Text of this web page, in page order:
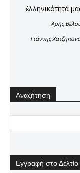
ἑλληνικότητά
Άρης
Γιάννης
Αναζήτηση
Εγγραφή στο